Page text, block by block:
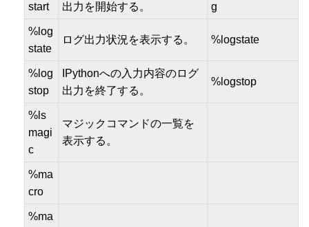
start
出力を開始する。
g
%log
state
ログ出力状況を表示する。 %logstate
%log
stop
IPythonへの入力内容のログ
出力を終了する。
%logstop
%ls
magi
c
マジックコマンドの一覧を
表示する。
%ma
cro
%ma